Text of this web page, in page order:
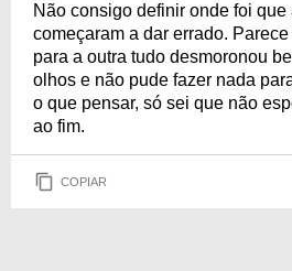
Não consigo definir onde foi
começaram a dar errado.
para a outra tudo desmoronou
olhos e não pude fazer nada
o que pensar, só sei que não
ao fim.
COPIAR